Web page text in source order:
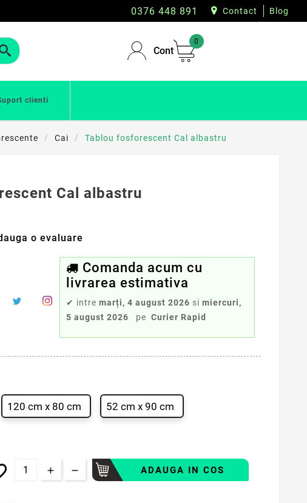
0376 448 891 Contact Blog
Cont
0
clienti
Cai Tablou fosforescent Cal albastru
Cal albastru
o evaluare
Comanda acum cu
livrarea estimativa
✔ intre marți, 4 august 2026 si miercuri,
5 august 2026
pe Curier Rapid
120 cm x 80 cm 52 cm x 90 cm
ADAUGA IN COS